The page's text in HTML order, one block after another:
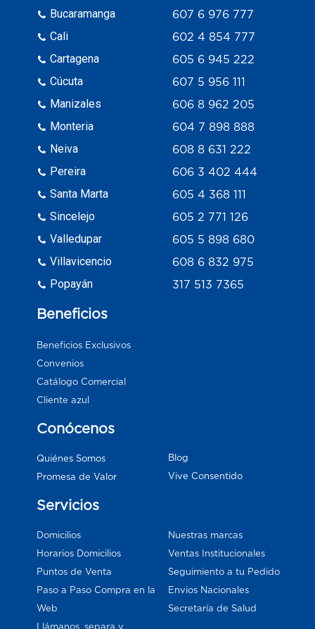
Bucaramanga
Cali
Cartagena
Cúcuta
Manizales
Monteria
Neiva
Pereira
Santa Marta
Sincelejo
Valledupar
Villavicencio
Popayán
607 6 976 777
602 4 854 777
605 6 945 222
607 5 956 111
606 8 962 205
604 7 898 888
608 8 631 222
606 3 402 444
605 4 368 111
605 2 771 126
605 5 898 680
608 6 832 975
317 513 7365
Beneficios
Beneficios Exclusivos
Convenios
Catálogo Comercial
Cliente azul
Conócenos
Quiénes Somos
Promesa de Valor
Blog
Vive Consentido
Servicios
Domicilios
Horarios Domicilios
Puntos de Venta
Paso a Paso Compra en la
Web
Llámanos, separa y
Nuestras marcas
Ventas Institucionales
Seguimiento a tu Pedido
Envios Nacionales
Secretaría de Salud